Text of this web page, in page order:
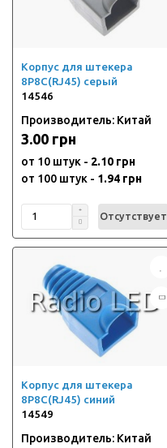
Корпус для штекера
8P8C(RJ45) серый
14546
Производитель: Китай
3.00 грн
от 10 штук - 2.10 грн
от 100 штук - 1.94 грн
Отсутствует
Корпус для штекера
8P8C(RJ45) синий
14549
Производитель: Китай